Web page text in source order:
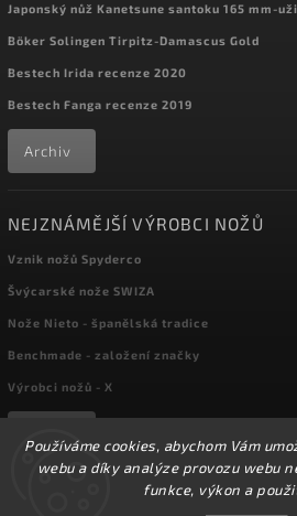
Používáme cookies, abychom Vám
webu a díky analýze provozu webu
funkce, výkon a
☀️Ve dnech 3-14.8 2026 máme
Japonský nůž Kanetsune santoku 165 mm-
Böker Solingen Tirpitz-Damascus Gold
Bestech Irida recenze 2020
Bestech Fanga recenze 2019
Archiv
NEJZNÁMĚJŠÍ VÝROBCI NOŽŮ
Vznik nožů Spyderco
Švýcarské nože SWIZA
Nože Nieto - španělská tradice
Benchmade - založení značky
Výrobci nožů - X
kapesni-noze.cz